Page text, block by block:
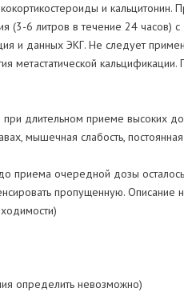
и кальцитонин.
(3-6 литров в течение 24
и данных ЭКГ. Не следует
метастатической
длительном приеме высоких
мышечная слабость,
приема очередной дозы
пропущенную. Описание
определить невозможно)